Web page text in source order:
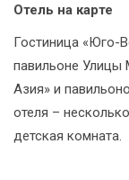
Отель на карте
Гостиница «Юго-
павильоне Улицы
Азия» и
отеля –
детская комната.